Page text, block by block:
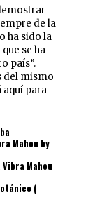
de la
ha sido la
se ha
país”.
del mismo
aquí para
Mahou by
Mahou
(